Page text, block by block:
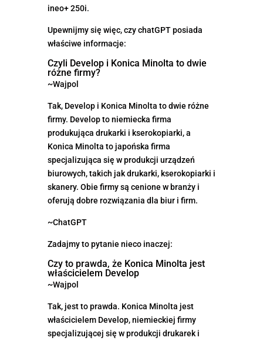
ineo+ 250i.
Upewnijmy się więc, czy chatGPT posiada
właściwe informacje:
Czyli Develop i Konica Minolta to dwie
różne firmy?
~Wajpol
Tak, Develop i Konica Minolta to dwie różne
firmy. Develop to niemiecka firma
produkująca drukarki i kserokopiarki, a
Konica Minolta to japońska firma
specjalizująca się w produkcji urządzeń
biurowych, takich jak drukarki, kserokopiarki i
skanery. Obie firmy są cenione w branży i
oferują dobre rozwiązania dla biur i firm.
~ChatGPT
Zadajmy to pytanie nieco inaczej:
Czy to prawda, że Konica Minolta jest
właścicielem Develop
~Wajpol
Tak, jest to prawda. Konica Minolta jest
właścicielem Develop, niemieckiej firmy
specjalizującej się w produkcji drukarek i